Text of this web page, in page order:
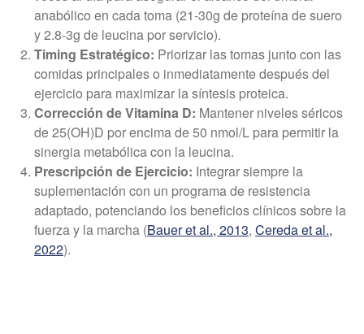
anabólico en cada toma (21-30g de proteína de suero
y 2.8-3g de leucina por servicio).
Timing Estratégico: Priorizar las tomas junto con las
comidas principales o inmediatamente después del
ejercicio para maximizar la síntesis proteica.
Corrección de Vitamina D: Mantener niveles séricos
de 25(OH)D por encima de 50 nmol/L para permitir la
sinergia metabólica con la leucina.
Prescripción de Ejercicio: Integrar siempre la
suplementación con un programa de resistencia
adaptado, potenciando los beneficios clínicos sobre la
fuerza y la marcha (Bauer et al., 2013, Cereda et al.,
2022).